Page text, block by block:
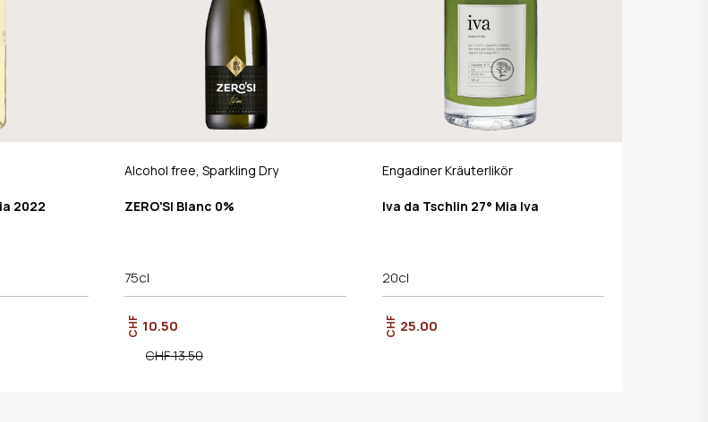
2022
Alcohol free, Sparkling Dry
ZERO'SI Blanc 0%
75cl
CHF 10.50
CHF 13.50
Engadiner Kräuterlikör
Iva da Tschlin 27° Mia Iva
20cl
CHF 25.00